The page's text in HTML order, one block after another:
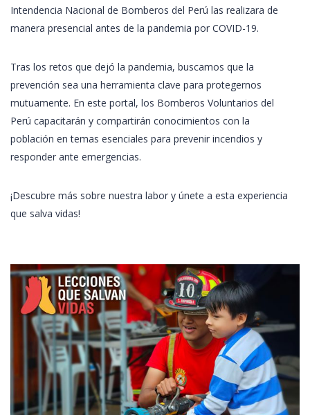
Intendencia Nacional de Bomberos del Perú las realizara de
manera presencial antes de la pandemia por COVID-19.
Tras los retos que dejó la pandemia, buscamos que la
prevención sea una herramienta clave para protegernos
mutuamente. En este portal, los Bomberos Voluntarios del
Perú capacitarán y compartirán conocimientos con la
población en temas esenciales para prevenir incendios y
responder ante emergencias.
¡Descubre más sobre nuestra labor y únete a esta experiencia
que salva vidas!